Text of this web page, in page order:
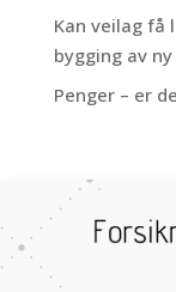
Kan veilag få
bygging av ny
Penger – er